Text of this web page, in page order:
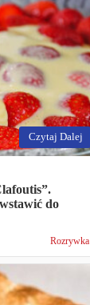
Czytaj Dalej
do
Rozrywka